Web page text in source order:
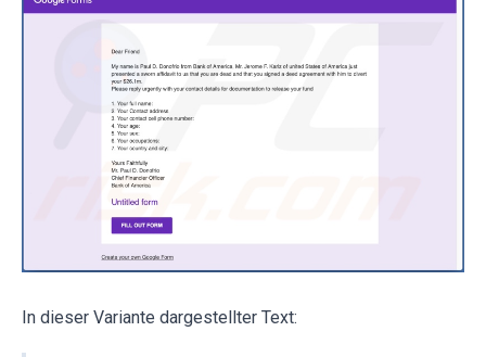
In dieser Variante dargestellter Text: